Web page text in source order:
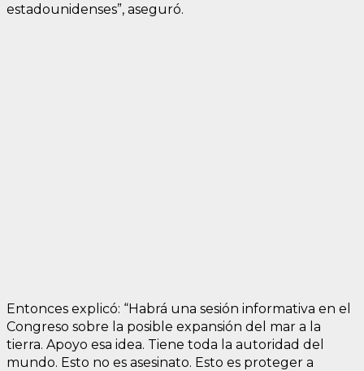
estadounidenses”, aseguró.
Entonces explicó: “Habrá una sesión informativa en el
Congreso sobre la posible expansión del mar a la
tierra. Apoyo esa idea. Tiene toda la autoridad del
mundo. Esto no es asesinato. Esto es proteger a